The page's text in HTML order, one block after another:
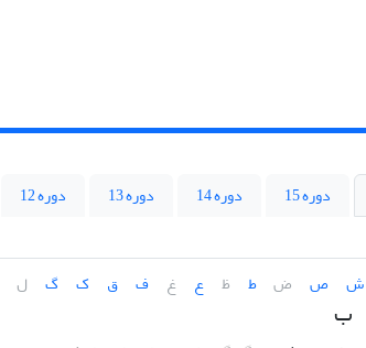
دوره 15 دوره 14 دوره 13 دوره 12
ش ص ض ط ظ ع غ ف ق ک گ ل
ب